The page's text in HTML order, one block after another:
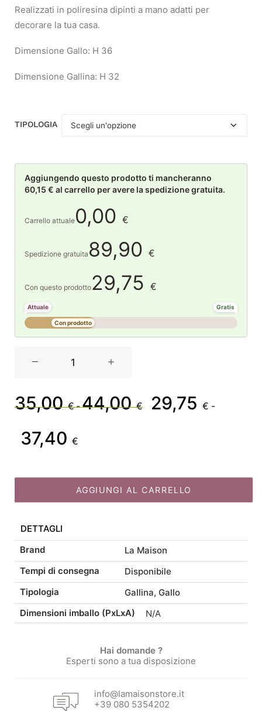
Realizzati in poliresina dipinti a mano adatti per
decorare la tua casa.
Dimensione Gallo: H 36
Dimensione Gallina: H 32
TIPOLOGIA
Aggiungendo questo prodotto ti mancheranno
60,15 € al carrello per avere la spedizione gratuita.
Carrello attuale0,00 €
Spedizione gratuita 89,90 €
Con questo prodotto29,75 €
Attuale Gratis
Con prodotto
Decorazione
Gallo/Gallina
35,00€-44,00€ Fascia
da
a
44,00 €
era:
-
44,00 €Fascia
di
prezzo:
29,75 € -
37,40 €
prezzo:
29,75 €
37,40 €
attuale
29,75 €
37,40 €Fascia
AGGIUNGI AL CARRELLO
DETTAGLI
Brand
La Maison
Tempi di consegna
Disponibile
Tipologia
Gallina, Gallo
Dimensioni imballo (PxLxA)
N/A
Hai domande ?
Esperti sono a tua disposizione
info@lamaisonstore.it
+39 080 5354202